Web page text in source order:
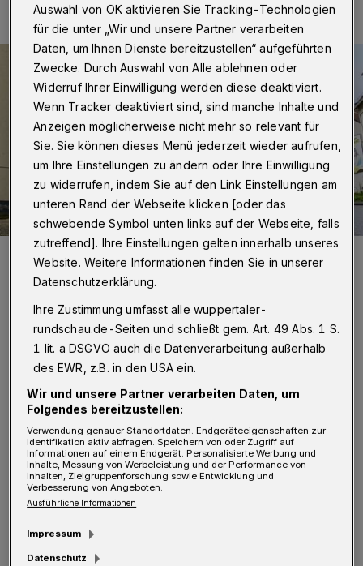
Die Ladestation der WSW an der Pommernstraße.
Foto: WSW
„Die Förderbedingungen waren noch nie so
günstig“, so Matthias Ertel vom „WSW
Klimafonds“. In manchen Förderkategorien
wurde der Umweltbonus um bis zu 50 Prozent
angehoben. Beim Kauf eines Batterie-Autos
bis 40.000 Euro Nettolistenpreis gibt es
ein Plug-in-Hybrid-Fahrzeug derselben
Auswahl von OK aktivieren Sie Tracking-Technologien
für die unter „Wir und unsere Partner verarbeiten
Daten, um Ihnen Dienste bereitzustellen“ aufgeführten
Zwecke. Durch Auswahl von Alle ablehnen oder
Widerruf Ihrer Einwilligung werden diese deaktiviert.
Wenn Tracker deaktiviert sind, sind manche Inhalte und
Anzeigen möglicherweise nicht mehr so relevant für
Sie. Sie können dieses Menü jederzeit wieder aufrufen,
um Ihre Einstellungen zu ändern oder Ihre Einwilligung
zu widerrufen, indem Sie auf den Link Einstellungen am
unteren Rand der Webseite klicken [oder das
schwebende Symbol unten links auf der Webseite, falls
zutreffend]. Ihre Einstellungen gelten innerhalb unseres
Website. Weitere Informationen finden Sie in unserer
Datenschutzerklärung.
Ihre Zustimmung umfasst alle wuppertaler-
rundschau.de-Seiten und schließt gem. Art. 49 Abs. 1 S.
1 lit. a DSGVO auch die Datenverarbeitung außerhalb
des EWR, z.B. in den USA ein.
Wir und unsere Partner verarbeiten Daten, um
Folgendes bereitzustellen:
Verwendung genauer Standortdaten. Endgeräteeigenschaften zur
Identifikation aktiv abfragen. Speichern von oder Zugriff auf
Informationen auf einem Endgerät. Personalisierte Werbung und
Inhalte, Messung von Werbeleistung und der Performance von
Inhalten, Zielgruppenforschung sowie Entwicklung und
Verbesserung von Angeboten.
Ausführliche Informationen
Impressum
Datenschutz